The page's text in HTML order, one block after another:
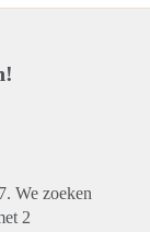
We zoeken
2